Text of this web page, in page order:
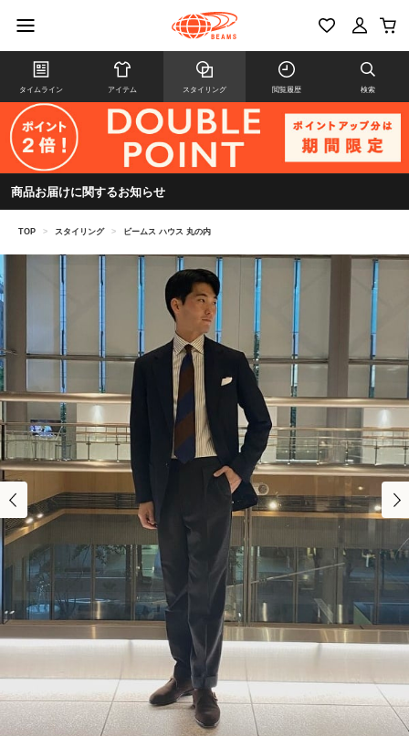
タイムライン アイテム スタイリング 閲覧履歴 検索
商品お届けに関するお知らせ
TOP > スタイリング > ビームス ハウス 丸の内